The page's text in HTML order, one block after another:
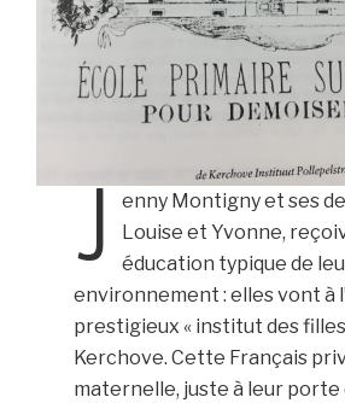
J enny Montigny et ses
Louise et Yvonne,
éducation typique de
environnement : elles vont à
prestigieux « institut des filles
Kerchove. Cette Français
maternelle, juste à leur porte